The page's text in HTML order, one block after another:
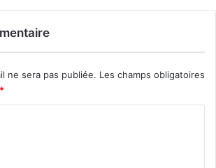
ne sera pas publiée. Les champs obligatoires
*